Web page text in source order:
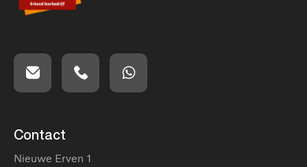
Contact
Nieuwe Erven 1